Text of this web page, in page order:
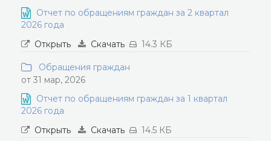
Отчет по обращениям граждан за 2 квартал
2026 года
Открыть
Скачать 14.3 КБ
Обращения граждан
от 31 мар, 2026
Отчет по обращениям граждан за 1 квартал
2026 года
Открыть
Скачать 14.5 КБ